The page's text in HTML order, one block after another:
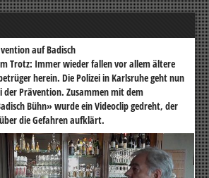
auf Badisch
Trotz: Immer wieder fallen vor allem ältere
herein. Die Polizei in Karlsruhe geht nun
der Prävention. Zusammen mit dem
Bühn» wurde ein Videoclip gedreht, der
die Gefahren aufklärt.